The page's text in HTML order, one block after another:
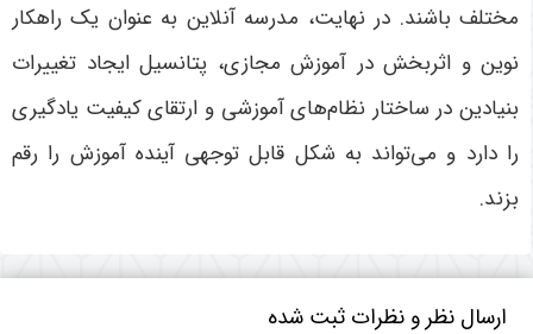
مختلف باشند. در نهایت، مدرسه آنلاین به عنوان یک راهکار
نوین و اثربخش در آموزش مجازی، پتانسیل ایجاد تغییرات
بنیادین در ساختار نظام‌های آموزشی و ارتقای کیفیت یادگیری
را دارد و می‌تواند به شکل قابل توجهی آینده آموزش را رقم
بزند.
ارسال نظر و نظرات ثبت شده